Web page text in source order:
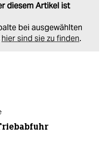
diesem Artikel ist
bei ausgewählten
hier sind sie zu finden.